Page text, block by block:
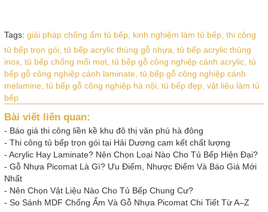
Tags: giải pháp chống ẩm tủ bếp, kinh nghiệm làm tủ bếp, thi công
tủ bếp trọn gói, tủ bếp acrylic thùng gỗ nhựa, tủ bếp acrylic thùng
inox, tủ bếp chống mối mọt, tủ bếp gỗ công nghiệp cánh acrylic, tủ
bếp gỗ công nghiệp cánh laminate, tủ bếp gỗ công nghiệp cánh
melamine, tủ bếp gỗ công nghiệp hà nội, tủ bếp đẹp, vật liệu làm tủ
bếp
Bài viết liên quan:
- Báo giá thi công liền kề khu đô thị văn phú hà đông
- Thi công tủ bếp trọn gói tại Hải Dương cam kết chất lượng
- Acrylic Hay Laminate? Nên Chọn Loại Nào Cho Tủ Bếp Hiện Đại?
- Gỗ Nhựa Picomat Là Gì? Ưu Điểm, Nhược Điểm Và Báo Giá Mới
Nhất
- Nên Chọn Vật Liệu Nào Cho Tủ Bếp Chung Cư?
- So Sánh MDF Chống Ẩm Và Gỗ Nhựa Picomat Chi Tiết Từ A–Z